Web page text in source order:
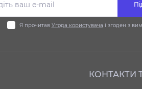
Я прочитав Угода користувача і згоден з
КОНТАКТИ